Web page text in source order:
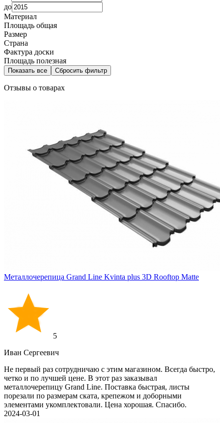
до
Материал
Площадь общая
Размер
Страна
Фактура доски
Площадь полезная
Показать все Сбросить фильтр
Отзывы о товарах
Металлочерепица Grand Line Kvinta plus 3D Rooftop Matte
5
Иван Cергеевич
Не первый раз сотрудничаю с этим магазином. Всегда быстро,
четко и по лучшей цене. В этот раз заказывал
металлочерепицу Grand Line. Поставка быстрая, листы
порезали по размерам ската, крепежом и доборными
элементами укомплектовали. Цена хорошая. Спасибо.
2024-03-01